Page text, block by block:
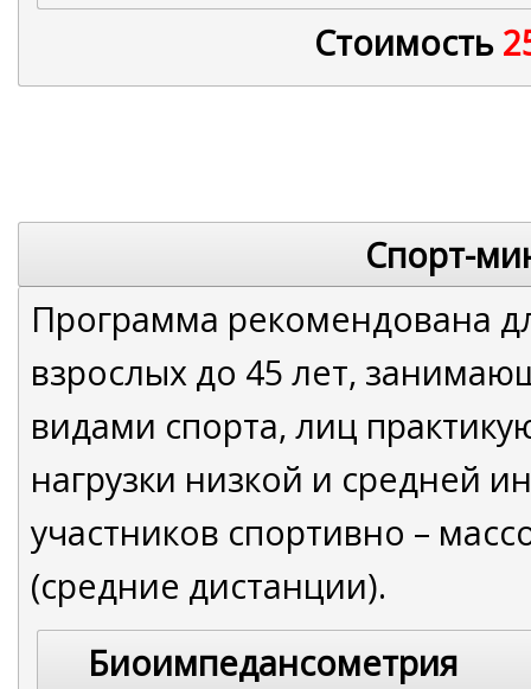
Стоимость
Спорт-
Программа рекомендована
взрослых до 45 лет,
видами спорта, лиц
нагрузки низкой и средней
участников спортивно –
(средние дистанции).
Биоимпедансометрия